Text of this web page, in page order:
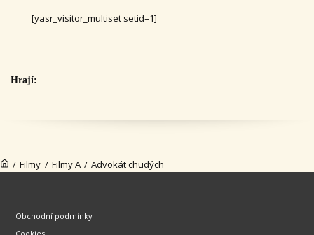
[yasr_visitor_multiset setid=1]
Hrají:
/ Filmy / Filmy A / Advokát chudých
Obchodní podmínky